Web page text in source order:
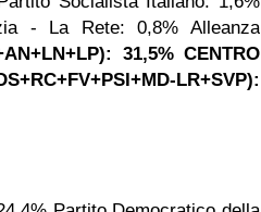
- La Rete: 0,8% Alleanza
31,5% CENTRO
LR+SVP):